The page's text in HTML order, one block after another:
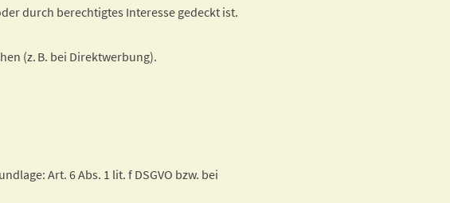
durch berechtigtes Interesse gedeckt ist.
(z. B. bei Direktwerbung).
Art. 6 Abs. 1 lit. f DSGVO bzw. bei